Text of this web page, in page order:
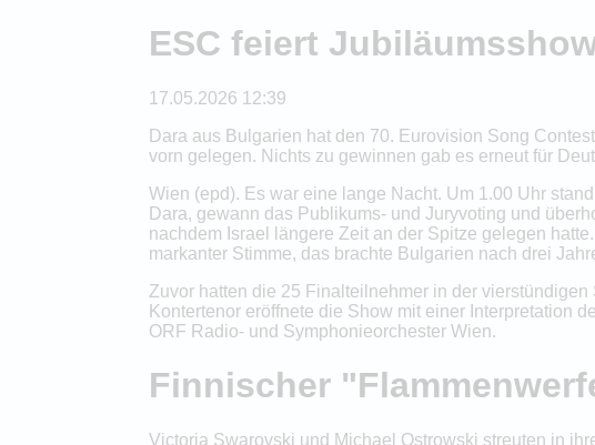
ESC feiert
17.05.2026 12:39
Dara aus Bulgarien hat den 70. Eurovision Song
vorn gelegen. Nichts zu gewinnen gab es erneut für
Wien (epd). Es war eine lange Nacht. Um 1.00 Uhr
Dara, gewann das Publikums- und Juryvoting und
nachdem Israel längere Zeit an der Spitze gelegen
markanter Stimme, das brachte Bulgarien nach drei
Zuvor hatten die 25 Finalteilnehmer in der
Kontertenor eröffnete die Show mit einer Interpretation
ORF Radio- und Symphonieorchester Wien.
Finnischer
Victoria Swarovski und Michael Ostrowski streuten in